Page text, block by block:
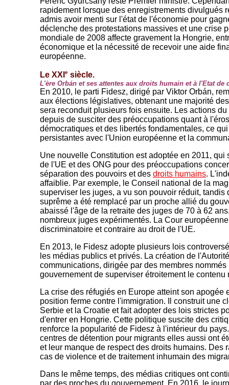
rapidement lorsque des enregistrements divulgués
admis avoir menti sur l'état de l'économie pour
déclenche des protestations massives et une crise
mondiale de 2008 affecte gravement la Hongrie,
économique et la nécessité de recevoir une aide
européenne.
Le XXI e siècle.
L'ère Orbán et ses attentes aux droits humain et à l'Etat de
En 2010, le parti Fidesz, dirigé par Viktor Orbán,
aux élections législatives, obtenant une majorité
sera reconduit plusieurs fois ensuite. Les actions
depuis de susciter des préoccupations quant à
démocratiques et des libertés fondamentales, ce
persistantes avec l'Union européenne et la
Une nouvelle Constitution est adoptée en 2011, qui
de l'UE et des ONG pour des préoccupations
séparation des pouvoirs et des droits humains.
affaiblie. Par exemple, le Conseil national de la
superviser les juges, a vu son pouvoir réduit, tandis
suprême a été remplacé par un proche allié du
abaissé l'âge de la retraite des juges de 70 à 62
nombreux juges expérimentés. La Cour
discriminatoire et contraire au droit de l'UE.
En 2013, le Fidesz adopte plusieurs lois
les médias publics et privés. La création de
communications, dirigée par des membres
gouvernement de superviser étroitement le contenu
La crise des réfugiés en Europe atteint son apogée
position ferme contre l'immigration. Il construit une
Serbie et la Croatie et fait adopter des lois strictes
d'entrer en Hongrie. Cette politique suscite des
renforce la popularité de Fidesz à l'intérieur du
centres de détention pour migrants elles aussi ont
et leur manque de respect des droits humains. Des
cas de violence et de traitement inhumain des
Dans le même temps, des médias critiques ont
par des proches du gouvernement. En 2016, le